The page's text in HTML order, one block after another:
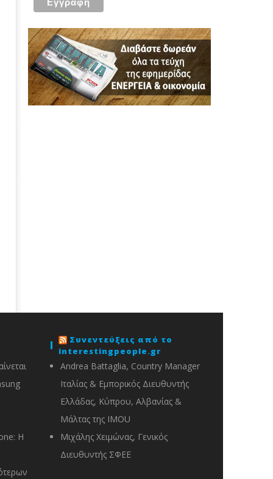
Η
Συνεντεύξεις από το
interestingpeople.gr
Andrea Battaglia, Country Manager
Ιταλίας & Εμπορικός Διευθυντής
Ελλάδας, Κύπρου, Αλβανίας &
Μάλτας της IMOU
Μιχάλης Χειμώνας, Γενικός
Διευθυντής ΣΦΕΕ